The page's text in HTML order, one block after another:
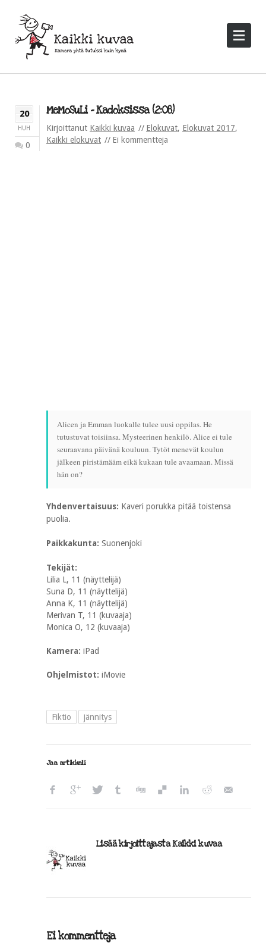
20
HUH
0
MeMoSuLi – Kadoksissa (2:08)
Kirjoittanut Kaikki kuvaa Elokuvat, Elokuvat 2017,
Kaikki elokuvat
Ei kommentteja
Alicen ja Emman luokalle tulee uusi oppilas. He
tutustuvat toisiinsa. Mysteerinen henkilö. Alice ei tule
seuraavana päivänä kouluun. Tytöt menevät koulun
jälkeen piristämääm eikä kukaan tule avaamaan. Missä
hän on?
Yhdenvertaisuus: Kaveri porukka pitää toistensa
puolia.
Paikkakunta: Suonenjoki
Tekijät:
Lilia L, 11 (näyttelijä)
Suna D, 11 (näyttelijä)
Anna K, 11 (näyttelijä)
Merivan T, 11 (kuvaaja)
Monica O, 12 (kuvaaja)
Kamera: iPad
Ohjelmistot: iMovie
Fiktio jännitys
Jaa artikkeli
Lisää kirjoittajasta Kaikki kuvaa
Ei kommentteja